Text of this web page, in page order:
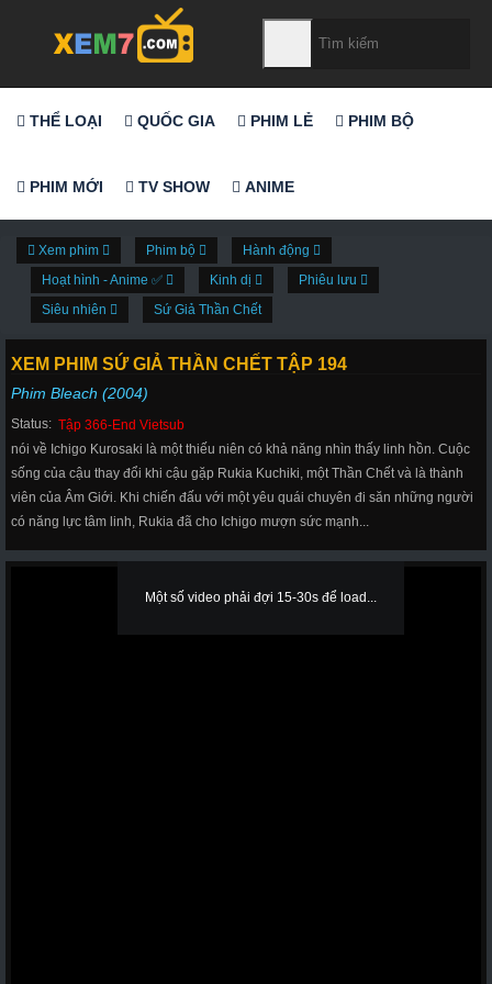
THỂ LOẠI QUỐC GIA PHIM LẺ PHIM BỘ
PHIM MỚI TV SHOW ANIME
Xem phim Phim bộ
Hành động
Hoạt hình - Anime ✅
Kinh dị
Phiêu lưu
Siêu nhiên
Sứ Giả Thần Chết
XEM PHIM SỨ GIẢ THẦN CHẾT TẬP 194
Phim Bleach (2004)
Status: Tập 366-End Vietsub
nói về Ichigo Kurosaki là một thiếu niên có khả năng nhìn thấy linh hồn. Cuộc
sống của cậu thay đổi khi cậu gặp Rukia Kuchiki, một Thần Chết và là thành
viên của Âm Giới. Khi chiến đấu với một yêu quái chuyên đi săn những người
có năng lực tâm linh, Rukia đã cho Ichigo mượn sức mạnh...
Một số video phải đợi 15-30s để load...